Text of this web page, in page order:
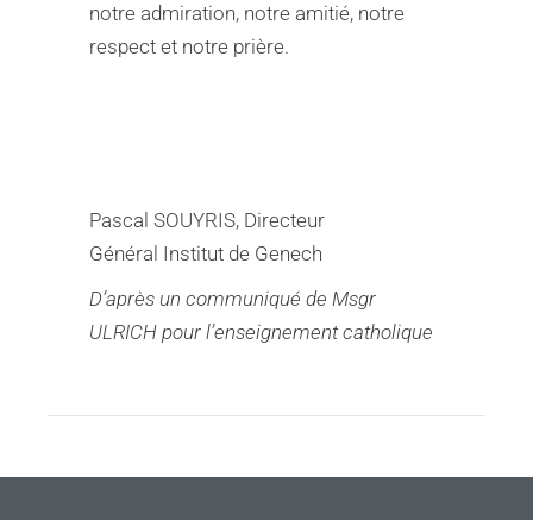
notre admiration, notre amitié, notre
respect et notre prière.
Pascal SOUYRIS, Directeur
Général Institut de Genech
D’après un communiqué de Msgr
ULRICH pour l’enseignement catholique